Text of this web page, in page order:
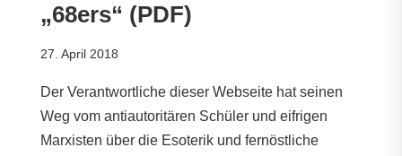
„68ers“ (PDF)
27. April 2018
Der Verantwortliche dieser Webseite hat seinen
Weg vom antiautoritären Schüler und eifrigen
Marxisten über die Esoterik und fernöstliche